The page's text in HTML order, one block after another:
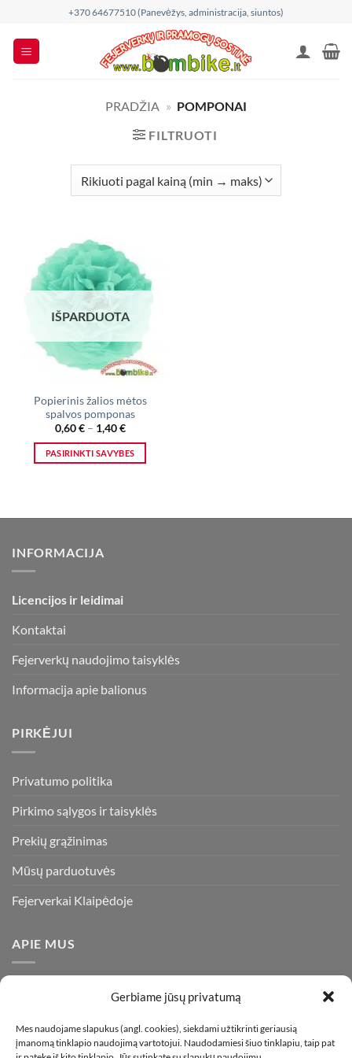
Gerbiame jūsų privatumą
Mes naudojame slapukus (angl. cookies), siekdami užtikrinti geriausią
įmanomą tinklapio naudojimą vartotojui. Naudodamiesi šiuo tinklapiu, taip pat
content
+370 64677510 (Panevėžys, administracija, siuntos)
PRADŽIA » POMPONAI
FILTRUOTI
IŠPARDUOTA
Popierinis žalios mėtos
spalvos pomponas
0,60€ – 1,40€Price
0,60 €
through
PASIRINKTI SAVYBES
multiple
The
be
product
page
INFORMACIJA
Licencijos ir leidimai
Kontaktai
Fejerverkų naudojimo taisyklės
Informacija apie balionus
PIRKĖJUI
Privatumo politika
Pirkimo sąlygos ir taisyklės
Prekių grąžinimas
Mūsų parduotuvės
Fejerverkai Klaipėdoje
APIE MUS
visada stengiamės pasiūlyti tik kokybiškiausius ir geriausius
gaminius už bene mažiausią kainą rinkoje. Prekes pristatome
visoje Lietuvoje.